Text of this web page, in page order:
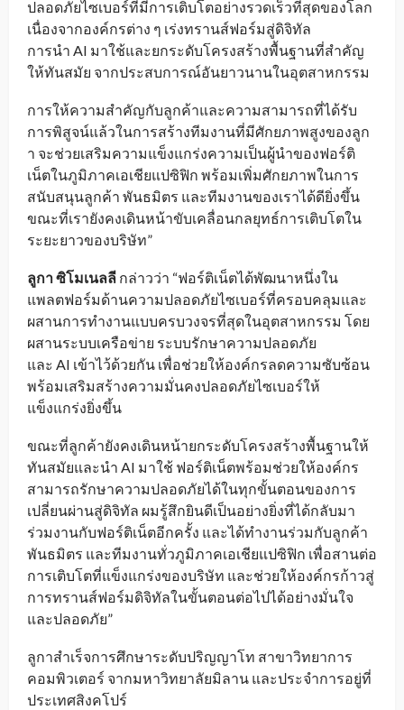
ปลอดภัยไซเบอร์ที่มีการเติบโตอย่างรวดเร็วที่สุดของโลก
เนื่องจากองค์กรต่าง ๆ เร่งทรานส์ฟอร์มสู่ดิจิทัล
การนำ AI มาใช้และยกระดับโครงสร้างพื้นฐานที่สำคัญ
ให้ทันสมัย จากประสบการณ์อันยาวนานในอุตสาหกรรม
การให้ความสำคัญกับลูกค้าและความสามารถที่ได้รับ
การพิสูจน์แล้วในการสร้างทีมงานที่มีศักยภาพสูงของลูก
า จะช่วยเสริมความแข็งแกร่งความเป็นผู้นำของฟอร์ติ
เน็ตในภูมิภาคเอเชียแปซิฟิก พร้อมเพิ่มศักยภาพในการ
สนับสนุนลูกค้า พันธมิตร และทีมงานของเราได้ดียิ่งขึ้น
ขณะที่เรายังคงเดินหน้าขับเคลื่อนกลยุทธ์การเติบโตใน
ระยะยาวของบริษัท”
ลูกา ซิโมเนลลี กล่าวว่า “ฟอร์ติเน็ตได้พัฒนาหนึ่งใน
แพลตฟอร์มด้านความปลอดภัยไซเบอร์ที่ครอบคลุมและ
ผสานการทำงานแบบครบวงจรที่สุดในอุตสาหกรรม โดย
ผสานระบบเครือข่าย ระบบรักษาความปลอดภัย
และ AI เข้าไว้ด้วยกัน เพื่อช่วยให้องค์กรลดความซับซ้อน
พร้อมเสริมสร้างความมั่นคงปลอดภัยไซเบอร์ให้
แข็งแกร่งยิ่งขึ้น
ขณะที่ลูกค้ายังคงเดินหน้ายกระดับโครงสร้างพื้นฐานให้
ทันสมัยและนำ AI มาใช้ ฟอร์ติเน็ตพร้อมช่วยให้องค์กร
สามารถรักษาความปลอดภัยได้ในทุกขั้นตอนของการ
เปลี่ยนผ่านสู่ดิจิทัล ผมรู้สึกยินดีเป็นอย่างยิ่งที่ได้กลับมา
ร่วมงานกับฟอร์ติเน็ตอีกครั้ง และได้ทำงานร่วมกับลูกค้า
พันธมิตร และทีมงานทั่วภูมิภาคเอเชียแปซิฟิก เพื่อสานต่อ
การเติบโตที่แข็งแกร่งของบริษัท และช่วยให้องค์กรก้าวสู่
การทรานส์ฟอร์มดิจิทัลในขั้นตอนต่อไปได้อย่างมั่นใจ
และปลอดภัย”
ลูกาสำเร็จการศึกษาระดับปริญญาโท สาขาวิทยาการ
คอมพิวเตอร์ จากมหาวิทยาลัยมิลาน และประจำการอยู่ที่
ประเทศสิงคโปร์